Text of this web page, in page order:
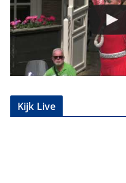
Kijk Live